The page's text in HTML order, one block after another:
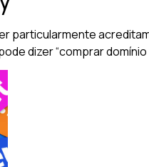
particularmente
dizer “comprar domínio